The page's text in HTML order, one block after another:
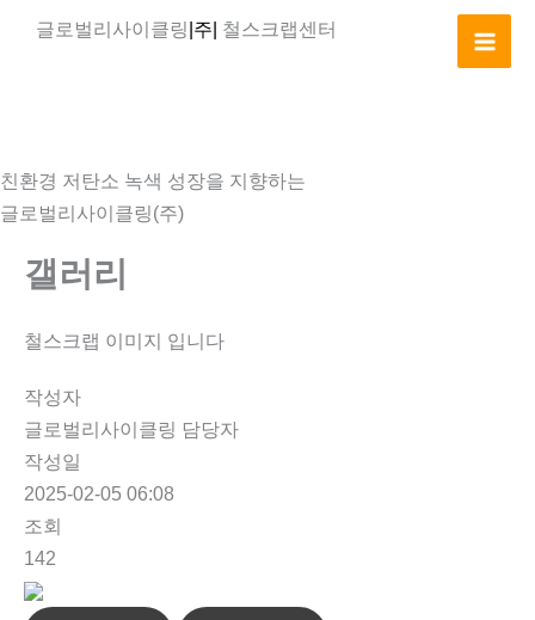
너
뛰
글로벌리사이클링|주| 철스크랩센터
친환경 저탄소 녹색 성장을 지향하는
글로벌리사이클링(주)
갤러리
철스크랩 이미지 입니다
작성자
글로벌리사이클링 담당자
작성일
2025-02-05 06:08
조회
142